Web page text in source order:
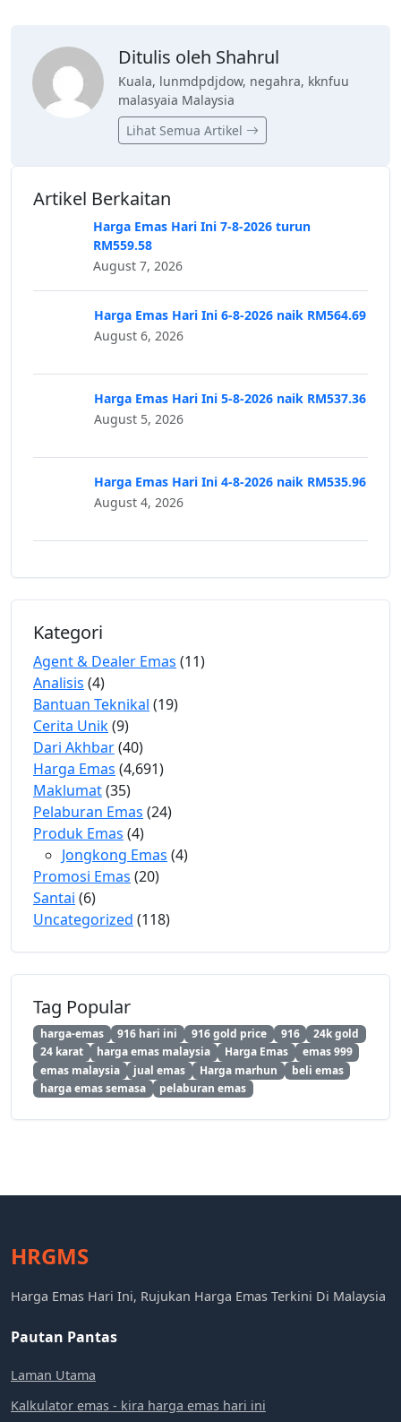
Ditulis oleh Shahrul
Kuala, lunmdpdjdow, negahra, kknfuu
malasyaia Malaysia
Lihat Semua Artikel
Artikel Berkaitan
Harga Emas Hari Ini 7-8-2026 turun
RM559.58
August 7, 2026
Harga Emas Hari Ini 6-8-2026 naik RM564.69
August 6, 2026
Harga Emas Hari Ini 5-8-2026 naik RM537.36
August 5, 2026
Harga Emas Hari Ini 4-8-2026 naik RM535.96
August 4, 2026
Kategori
Agent & Dealer Emas (11)
Analisis (4)
Bantuan Teknikal (19)
Cerita Unik(9)
Dari Akhbar(40)
Harga Emas (4,691)
Maklumat(35)
Pelaburan Emas (24)
Produk Emas (4)
Jongkong Emas (4)
Promosi Emas (20)
Santai (6)
Uncategorized (118)
Tag Popular
harga-emas 916 hari ini 916 gold price 916
24k gold
24 karat
harga emas malaysia Harga Emas
emas 999
emas malaysia
jual emas Harga marhun
beli emas
harga emas semasa
pelaburan emas
HRGMS
Harga Emas Hari Ini, Rujukan Harga Emas Terkini Di Malaysia
Pautan Pantas
Laman Utama
Kalkulator emas - kira harga emas hari ini